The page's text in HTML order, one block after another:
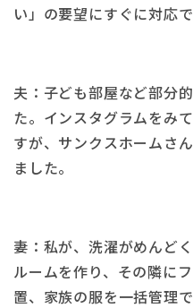
い」の要望にすぐに対応
夫：子ども部屋など部分
た。インスタグラムをみ
すが、サンクスホームさ
ました。
妻：私が、洗濯がめんど
ルームを作り、その隣に
置、家族の服を一括管理